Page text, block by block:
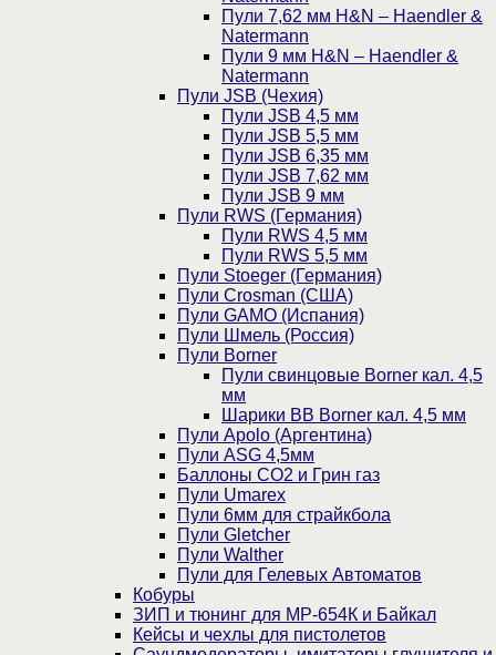
Пули 7,62 мм H&N – Haendler &
Natermann
Пули 9 мм H&N – Haendler &
Natermann
Пули JSB (Чехия)
Пули JSB 4,5 мм
Пули JSB 5,5 мм
Пули JSB 6,35 мм
Пули JSB 7,62 мм
Пули JSB 9 мм
Пули RWS (Германия)
Пули RWS 4,5 мм
Пули RWS 5,5 мм
Пули Stoeger (Германия)
Пули Crosman (США)
Пули GAMO (Испания)
Пули Шмель (Россия)
Пули Borner
Пули свинцовые Borner кал. 4,5
мм
Шарики BB Borner кал. 4,5 мм
Пули Apolo (Аргентина)
Пули ASG 4,5мм
Баллоны CO2 и Грин газ
Пули Umarex
Пули 6мм для страйкбола
Пули Gletcher
Пули Walther
Пули для Гелевых Автоматов
Кобуры
ЗИП и тюнинг для МР-654К и Байкал
Кейсы и чехлы для пистолетов